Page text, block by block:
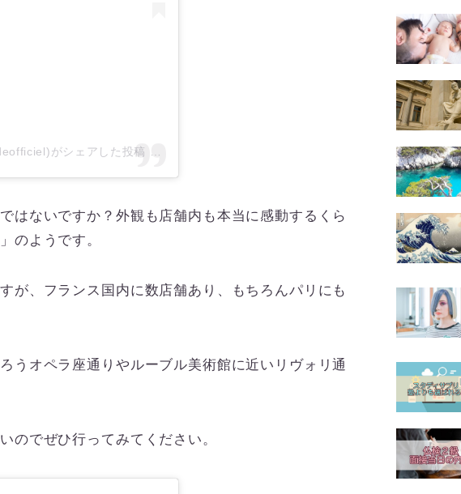
がシェアした投稿
はないですか？外観も店舗内も本当に感動するくら
のようです。
が、フランス国内に数店舗あり、もちろんパリにも
うオペラ座通りやルーブル美術館に近いリヴォリ通
のでぜひ行ってみてください。